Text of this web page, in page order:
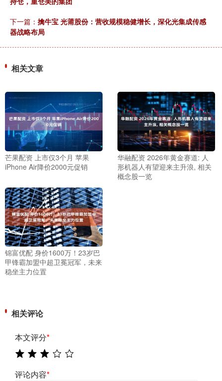
下一篇： 擒牛宝 光莆股份：营收规模稳健增长，深化光集成传感
器战略布局
相关文章
芒果配资 上市仅3个月 苹果
iPhone Air降价2000元促销
华融配资 2026年黄金赛道: 人
形机器人有望迎来主升浪, 相关
概念股一览
锦富优配 身价1600万！23岁巴
甲锋霸加盟中超卫冕冠军，未来
稳坐主力位置
相关评论
本文评分*
评论内容*